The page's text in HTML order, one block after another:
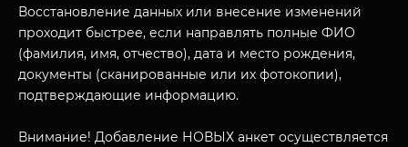
МУЗЕЙНЫЙ КОМПЛЕКС
ПОСЕТИТЕЛЯМ
Восстановление данных или внесение изменений
проходит быстрее, если направлять полные ФИО
(фамилия, имя, отчество), дата и место рождения,
документы (сканированные или их фотокопии),
подтверждающие информацию.
Внимание! Добавление НОВЫХ анкет осуществляется